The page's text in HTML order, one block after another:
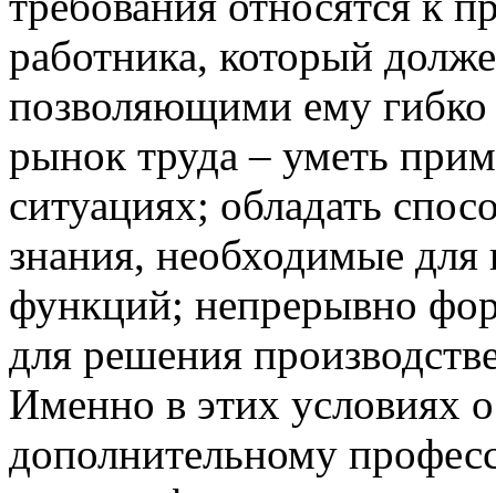
работника, который
позволяющими ему гибко
рынок труда – уметь
ситуациях; обладать
знания, необходимые
функций; непрерывно
для решения
Именно в этих условиях
дополнительному